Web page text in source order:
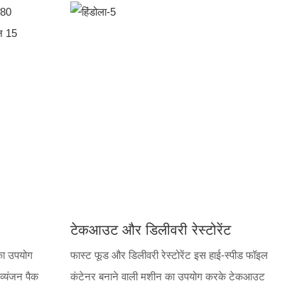
उपयोग
पैक
टेकआउट और डिलीवरी रेस्टोरेंट
फास्ट फूड और डिलीवरी रेस्टोरेंट इस हाई-स्पीड फॉइल
कंटेनर बनाने वाली मशीन का उपयोग करके टेकआउट